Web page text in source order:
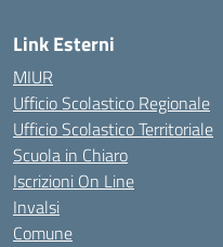
Link Esterni
MIUR
Ufficio Scolastico Regionale
Ufficio Scolastico Territoriale
Scuola in Chiaro
Iscrizioni On Line
Invalsi
Comune